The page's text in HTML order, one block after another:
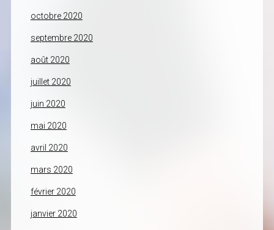
octobre 2020
septembre 2020
août 2020
juillet 2020
juin 2020
mai 2020
avril 2020
mars 2020
février 2020
janvier 2020